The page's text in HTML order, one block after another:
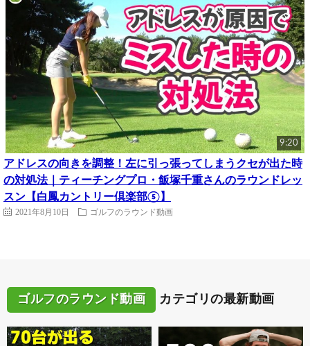
9:20
アドレスの向きを調整！左に引っ張ってしまうクセが出た時
の対処法｜ティーチングプロ・飯塚千重さんのラウンドレッ
スン【白鳳カントリー倶楽部⑤】
2021年8月10日 ゴルフのラウンド動画
ゴルフのラウンド動画 カテゴリの最新動画